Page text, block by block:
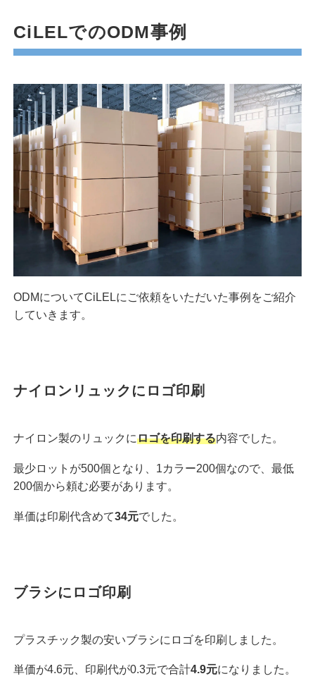
CiLELでのODM事例
ODMについてCiLELにご依頼をいただいた事例をご紹介
していきます。
ナイロンリュックにロゴ印刷
ナイロン製のリュックにロゴを印刷する内容でした。
最少ロットが500個となり、1カラー200個なので、最低
200個から頼む必要があります。
単価は印刷代含めて34元でした。
ブラシにロゴ印刷
プラスチック製の安いブラシにロゴを印刷しました。
単価が4.6元、印刷代が0.3元で合計4.9元になりました。